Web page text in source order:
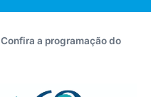
Confira a programação do